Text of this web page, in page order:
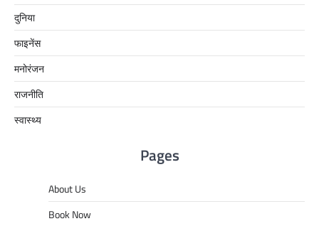
दुनिया
फाइनेंस
मनोरंजन
राजनीति
स्वास्थ्य
Pages
About Us
Book Now